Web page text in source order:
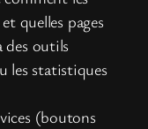
quelles pages
des outils
les statistiques
(boutons